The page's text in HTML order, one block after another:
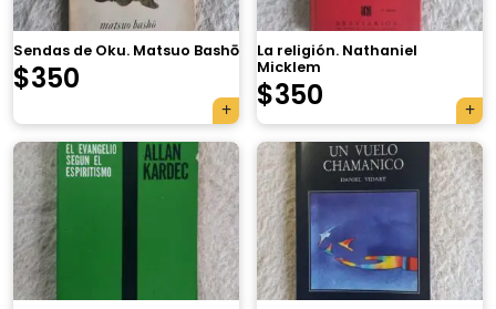
Sendas de Oku. Matsuo Bashō
$350
La religión. Nathaniel
Micklem
$350